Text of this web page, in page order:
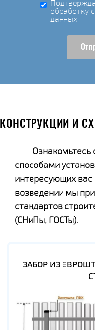
обработку
данных
КОНСТРУКЦИИ И
Ознакомьтесь
способами
интересующих
возведении мы
стандартов
(СНиПы, ГОСТы).
ЗАБОР ИЗ